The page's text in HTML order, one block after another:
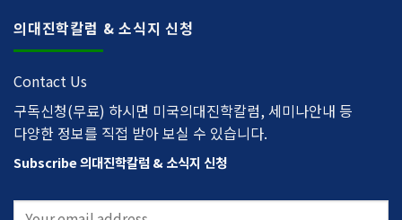
의대진학칼럼 & 소식지 신청
Contact Us
구독신청(무료) 하시면 미국의대진학칼럼, 세미나안내 등
다양한 정보를 직접 받아 보실 수 있습니다.
Subscribe 의대진학칼럼 & 소식지 신청